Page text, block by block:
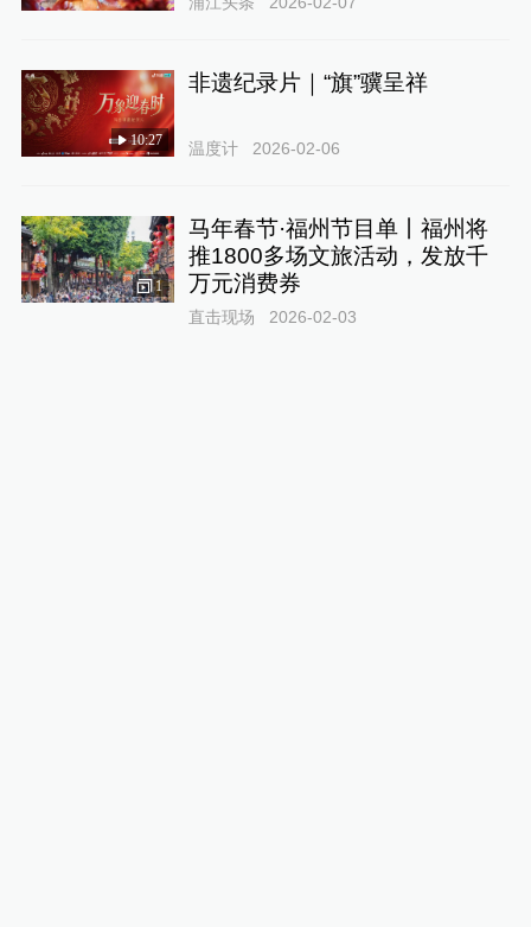
10:27
非遗纪录片｜“旗”骥呈祥
温度计 2026-02-06
1
马年春节·福州节目单丨福州将
推1800多场文旅活动，发放千
万元消费券
直击现场 2026-02-03